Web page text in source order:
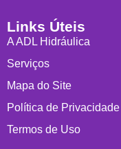
Links Úteis
A ADL Hidráulica
Serviços
Mapa do Site
Política de Privacidade
Termos de Uso